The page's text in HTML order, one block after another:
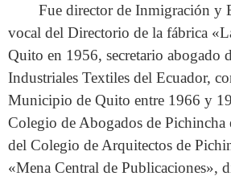
Fue director de Inmigración y
vocal del Directorio de la fábrica
Quito en 1956, secretario abogado
Industriales Textiles del Ecuador,
Municipio de Quito entre 1966 y
Colegio de Abogados de
del Colegio de Arquitectos de
«Mena Central de Publicaciones»,